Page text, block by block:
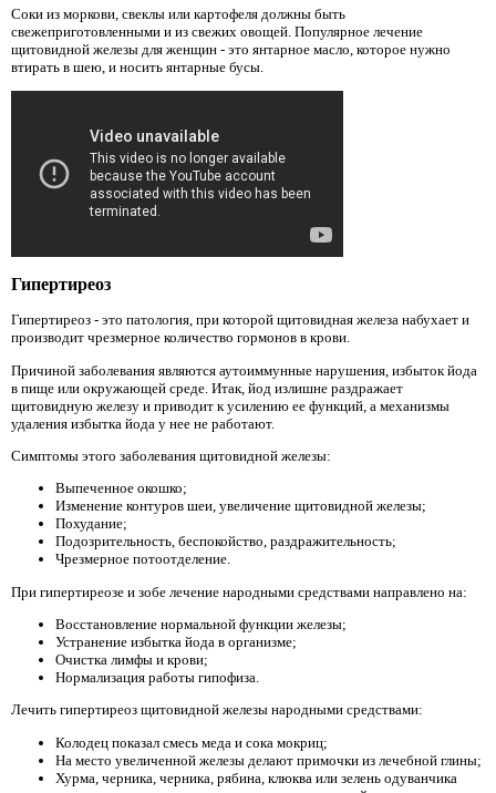
Соки из моркови, свеклы или картофеля должны быть
свежеприготовленными и из свежих овощей. Популярное лечение
щитовидной железы для женщин - это янтарное масло, которое нужно
втирать в шею, и носить янтарные бусы.
Гипертиреоз
Гипертиреоз - это патология, при которой щитовидная железа набухает и
производит чрезмерное количество гормонов в крови.
Причиной заболевания являются аутоиммунные нарушения, избыток йода
в пище или окружающей среде. Итак, йод излишне раздражает
щитовидную железу и приводит к усилению ее функций, а механизмы
удаления избытка йода у нее не работают.
Симптомы этого заболевания щитовидной железы:
Выпеченное окошко;
Изменение контуров шеи, увеличение щитовидной железы;
Похудание;
Подозрительность, беспокойство, раздражительность;
Чрезмерное потоотделение.
При гипертиреозе и зобе лечение народными средствами направлено на:
Восстановление нормальной функции железы;
Устранение избытка йода в организме;
Очистка лимфы и крови;
Нормализация работы гипофиза.
Лечить гипертиреоз щитовидной железы народными средствами:
Колодец показал смесь меда и сока мокриц;
На место увеличенной железы делают примочки из лечебной глины;
Хурма, черника, черника, рябина, клюква или зелень одуванчика